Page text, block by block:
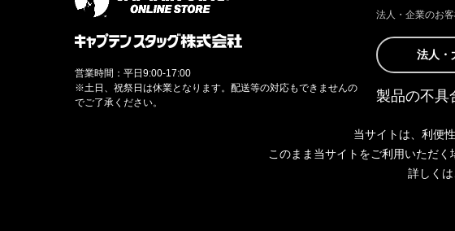
法人・企業のお
法人・
製品の不具
きましては、
以下よりご連絡く
営業時間：平日9:00-17:00
※土日、祝祭日は休業となります。配送等の対応もできませんの
でご了承ください。
当サイトは、利便
このまま当サイトをご利用いただ
詳しくは